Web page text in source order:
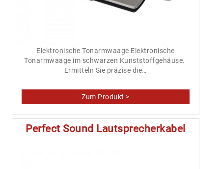
Elektronische Tonarmwaage Elektronische
Tonarmwaage im schwarzen Kunststoffgehäuse.
Ermitteln Sie präzise die…
Perfect Sound Lautsprecherkabel